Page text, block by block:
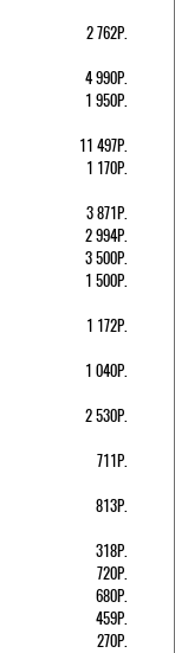
2 762Р.
4 990Р.
1 950Р.
11 497Р.
1 170Р.
3 871Р.
2 994Р.
3 500Р.
1 500Р.
1 172Р.
1 040Р.
2 530Р.
711Р.
813Р.
318Р.
720Р.
680Р.
459Р.
270Р.